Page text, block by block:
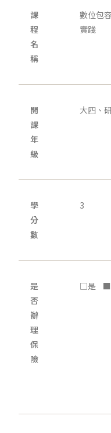
課
程
名
稱
數位包
實踐
開
課
年
級
大四、
學
分
數
3
是
否
辦
理
保
險
□是 ■